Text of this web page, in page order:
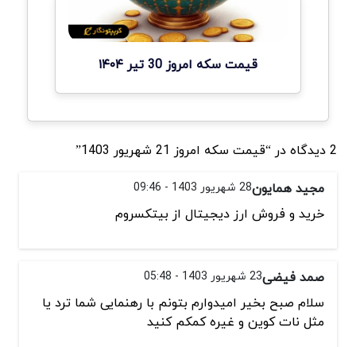
قیمت سکه امروز 30 تیر ۱۴۰۴
2 دیدگاه در “قیمت سکه امروز 21 شهریور 1403”
مجید همایون28 شهریور 1403 - 09:46
خرید و فروش ارز دیجیتال از بیتکسروم
صمد فیضی23 شهریور 1403 - 05:48
سلام صبح بخیر امیدوارم بتونم با رهنمایی شما ترد یا
مثل نات کوین و غیره کمکم کنید